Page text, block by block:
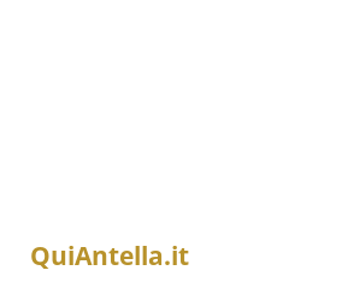
QuiAntella.it